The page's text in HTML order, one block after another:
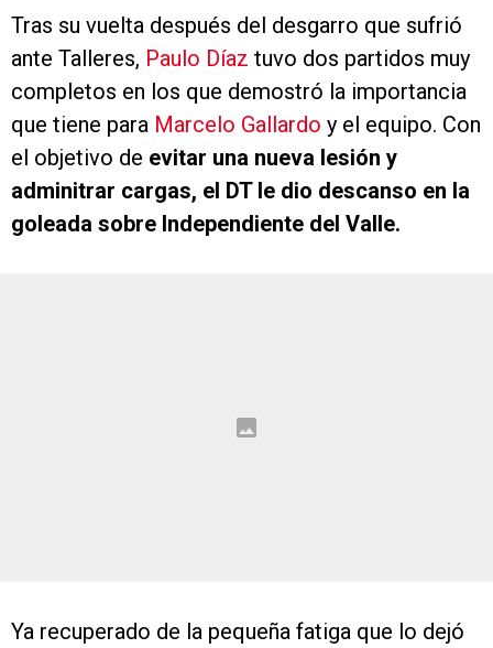
Tras su vuelta después del desgarro que sufrió
ante Talleres, Paulo Díaz tuvo dos partidos muy
completos en los que demostró la importancia
que tiene para Marcelo Gallardo y el equipo. Con
el objetivo de evitar una nueva lesión y
adminitrar cargas, el DT le dio descanso en la
goleada sobre Independiente del Valle.
Ya recuperado de la pequeña fatiga que lo dejó